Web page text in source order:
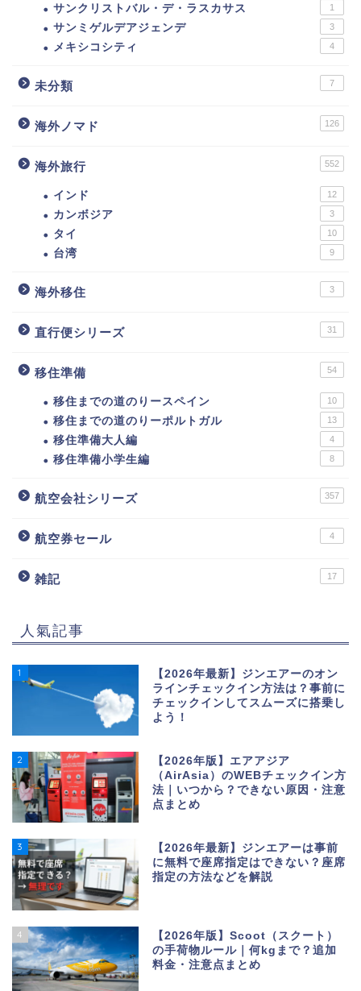
サンクリストバル・デ・ラスカサス 1
サンミゲルデアジェンデ 3
メキシコシティ 4
未分類 7
海外ノマド 126
海外旅行 552
インド 12
カンボジア 3
タイ 10
台湾 9
海外移住 3
直行便シリーズ 31
移住準備 54
移住までの道のりースペイン 10
移住までの道のりーポルトガル 13
移住準備大人編 4
移住準備小学生編 8
航空会社シリーズ 357
航空券セール 4
雑記 17
人氣記事
1
【2026年最新】ジンエアーのオン
ラインチェックイン方法は？事前に
チェックインしてスムーズに搭乗し
よう！
2
【2026年版】エアアジア
（AirAsia）のWEBチェックイン方
法｜いつから？できない原因・注意
点まとめ
3
【2026年最新】ジンエアーは事前
に無料で座席指定はできない？座席
指定の方法などを解説
4
【2026年版】Scoot（スクート）
の手荷物ルール｜何kgまで？追加
料金・注意点まとめ